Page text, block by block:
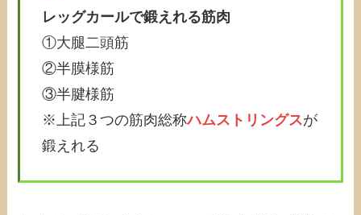
レッグカールで鍛えれる筋肉
①大腿二頭筋
②半膜様筋
③半腱様筋
※上記３つの筋肉総称ハムストリングスが
鍛えれる